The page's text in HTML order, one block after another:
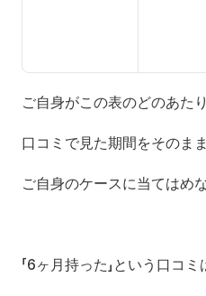
ご自身がこの表のどのあた
口コミで見た期間をそのまま
ご自身のケースに当てはめ
「6ヶ月持った」という口コ